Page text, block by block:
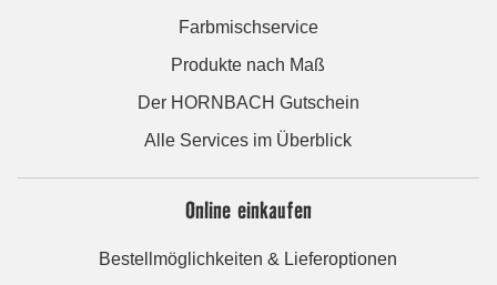
Farbmischservice
Produkte nach Maß
Der HORNBACH Gutschein
Alle Services im Überblick
Online einkaufen
Bestellmöglichkeiten & Lieferoptionen